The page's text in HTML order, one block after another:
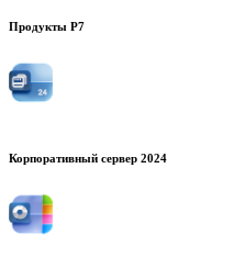
Продукты Р7
Корпоративный сервер 2024